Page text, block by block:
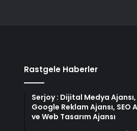
Rastgele Haberler
Serjoy : Dijital Medya Ajansı,
Google Reklam Ajansı, SEO
ve Web Tasarım Ajansı